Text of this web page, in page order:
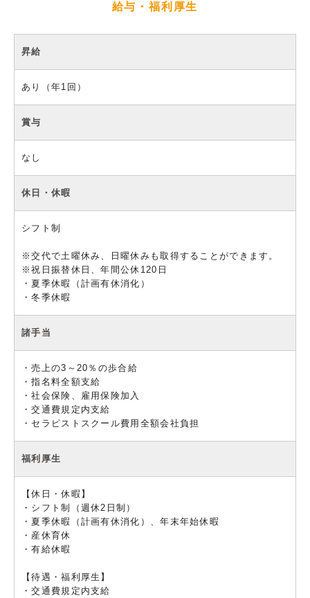
給与・福利厚生
昇給
あり（年1回）
賞与
なし
休日・休暇
シフト制
※交代で土曜休み、日曜休みも取得することができます。
※祝日振替休日、年間公休120日
・夏季休暇（計画有休消化）
・冬季休暇
諸手当
・売上の3～20％の歩合給
・指名料全額支給
・社会保険、雇用保険加入
・交通費規定内支給
・セラピストスクール費用全額会社負担
福利厚生
【休日・休暇】
・シフト制（週休2日制）
・夏季休暇（計画有休消化）、年末年始休暇
・産休育休
・有給休暇
【待遇・福利厚生】
・交通費規定内支給